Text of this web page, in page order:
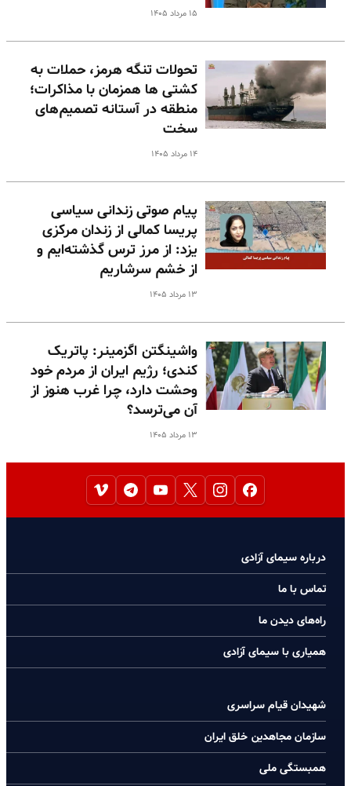
۱۵ مرداد ۱۴۰۵
تحولات تنگه هرمز، حملات به
کشتی ها همزمان با مذاکرات؛
منطقه در آستانه تصمیم‌های
سخت
۱۴ مرداد ۱۴۰۵
پیام صوتی زندانی سیاسی
پریسا کمالی از زندان مرکزی
یزد: از مرز ترس گذشته‌ایم و
از خشم سرشاریم
۱۳ مرداد ۱۴۰۵
واشینگتن اگزمینر: پاتریک
کندی؛ رژیم ایران از مردم خود
وحشت دارد، چرا غرب هنوز از
آن می‌ترسد؟
۱۳ مرداد ۱۴۰۵
درباره سیمای آزادی
تماس با ما
راه‌های دیدن ما
همیاری با سیمای آزادی
شهیدان قیام سراسری
سازمان مجاهدین خلق ایران
همبستگی ملی